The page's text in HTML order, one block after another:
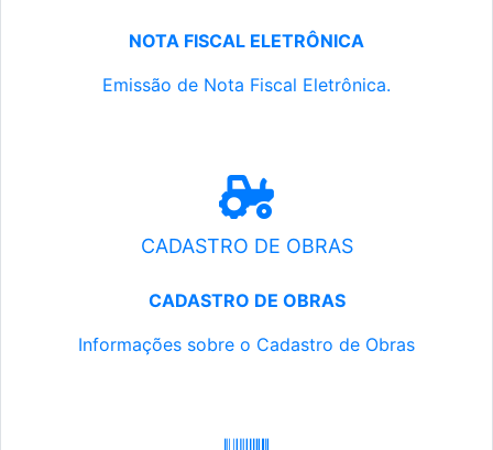
NOTA FISCAL ELETRÔNICA
Emissão de Nota Fiscal Eletrônica.
CADASTRO DE OBRAS
CADASTRO DE OBRAS
Informações sobre o Cadastro de Obras